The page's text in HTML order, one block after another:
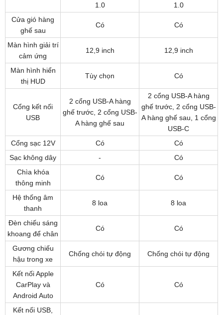
1.0
1.0
Cửa gió hàng
ghế sau
Có Có
Màn hình giải trí
cảm ứng
12,9 inch 12,9 inch
Màn hình hiển
thị HUD
Tùy chọn Có
Cổng kết nối
USB
2 cổng USB-A hàng
ghế trước, 2 cổng USB-
A hàng ghế sau
2 cổng USB-A hàng
ghế trước, 2 cổng USB-
A hàng ghế sau, 1 cổng
USB-C
Cổng sạc 12V
Có
Có
Sạc không dây
-
Có
Chìa khóa
thông minh
Có Có
Hệ thống âm
thanh
8 loa 8 loa
Đèn chiếu sáng
khoang để chân
Có Có
Gương chiếu
hậu trong xe
Chống chói tự động Chống chói tự động
Kết nối Apple
CarPlay và
Android Auto
Có Có
Kết nối USB,